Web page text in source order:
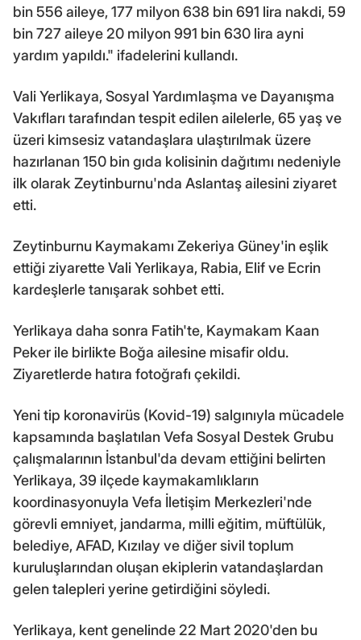
bin 556 aileye, 177 milyon 638 bin 691 lira nakdi, 59
bin 727 aileye 20 milyon 991 bin 630 lira ayni
yardım yapıldı." ifadelerini kullandı.
Vali Yerlikaya, Sosyal Yardımlaşma ve Dayanışma
Vakıfları tarafından tespit edilen ailelerle, 65 yaş ve
üzeri kimsesiz vatandaşlara ulaştırılmak üzere
hazırlanan 150 bin gıda kolisinin dağıtımı nedeniyle
ilk olarak Zeytinburnu'nda Aslantaş ailesini ziyaret
etti.
Zeytinburnu Kaymakamı Zekeriya Güney'in eşlik
ettiği ziyarette Vali Yerlikaya, Rabia, Elif ve Ecrin
kardeşlerle tanışarak sohbet etti.
Yerlikaya daha sonra Fatih'te, Kaymakam Kaan
Peker ile birlikte Boğa ailesine misafir oldu.
Ziyaretlerde hatıra fotoğrafı çekildi.
Yeni tip koronavirüs (Kovid-19) salgınıyla mücadele
kapsamında başlatılan Vefa Sosyal Destek Grubu
çalışmalarının İstanbul'da devam ettiğini belirten
Yerlikaya, 39 ilçede kaymakamlıkların
koordinasyonuyla Vefa İletişim Merkezleri'nde
görevli emniyet, jandarma, milli eğitim, müftülük,
belediye, AFAD, Kızılay ve diğer sivil toplum
kuruluşlarından oluşan ekiplerin vatandaşlardan
gelen talepleri yerine getirdiğini söyledi.
Yerlikaya, kent genelinde 22 Mart 2020'den bu